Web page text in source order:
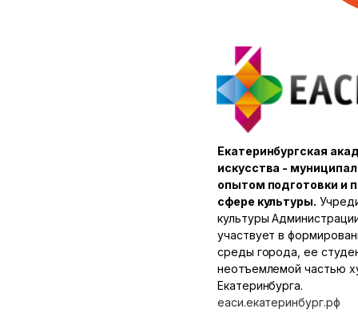
Екатеринбургская
искусства -
опытом подготовки и
сфере культуры.
культуры
участвует в
среды города, ее
неотъемлемой частью
Екатеринбурга.
еаси.екатеринбург.рф